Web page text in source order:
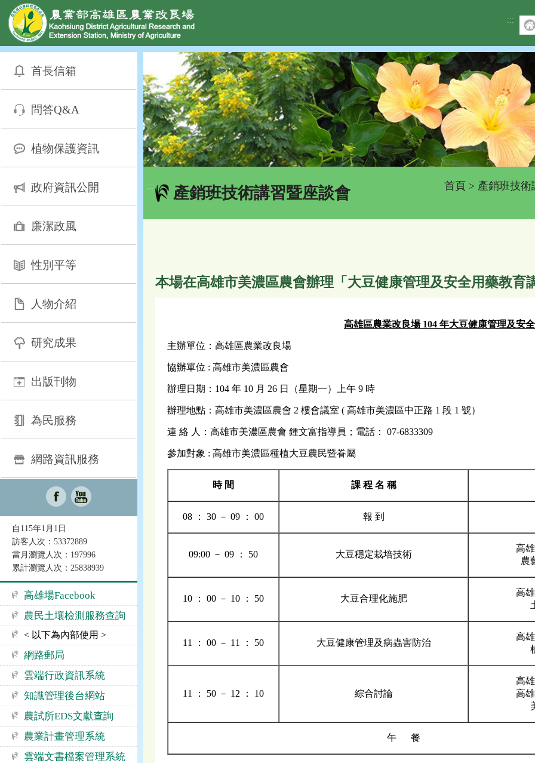
網頁置頂
:::
首長信箱
問答Q&A
植物保護資訊
政府資訊公開
廉潔政風
性別平等
人物介紹
研究成果
出版刊物
為民服務
網路資訊服務
自115年1月1日
訪客人次：53372889
當月瀏覽人次：197996
累計瀏覽人次：25838939
高雄場Facebook
農民土壤檢測服務查詢
< 以下為內部使用 >
網路郵局
雲端行政資訊系統
知識管理後台網站
農試所EDS文獻查詢
農業計畫管理系統
雲端文書檔案管理系統
::: 產銷班技術講習暨座談會 首頁 > 產銷班技術
本場在高雄市美濃區農會辦理「大豆健康管理及安全用藥教育
高雄區農業改良場 104 年大豆健康管理及安
主辦單位：高雄區農業改良場
協辦單位 : 高雄市美濃區農會
辦理日期：104 年 10 月 26 日（星期一）上午 9 時
辦理地點：高雄市美濃區農會 2 樓會議室 ( 高雄市美濃區中正路 1 段 1 號）
連 絡 人：高雄市美濃區農會 鍾文富指導員；電話： 07-6833309
參加對象 : 高雄市美濃區種植大豆農民暨眷屬
時 間 課 程 名 稱
08 ： 30 － 09 ： 00 報 到
09:00 － 09 ： 50 大豆穩定栽培技術
高
農
10 ： 00 － 10 ： 50 大豆合理化施肥
高
11 ： 00 － 11 ： 50 大豆健康管理及病蟲害防治
高
11 ： 50 － 12 ： 10 綜合討論
高
高
午 餐